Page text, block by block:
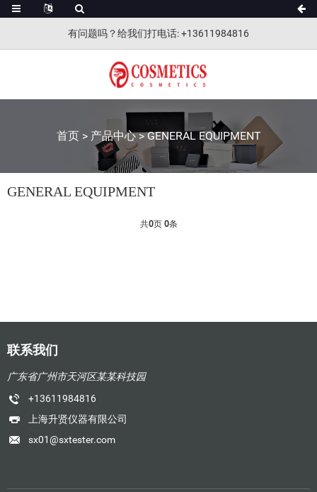
有问题吗？给我们打电话: +13611984816
首页> 产品中心>GENERAL EQUIPMENT
GENERAL EQUIPMENT
共0页 0条
联系我们
广东省广州市天河区某某科技园
+13611984816
上海升贤仪器有限公司
sx01@sxtester.com